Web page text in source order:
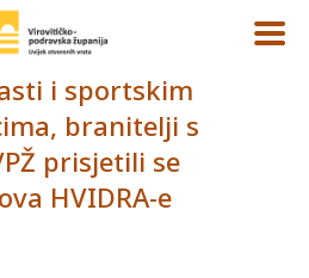
i sportskim
branitelji s
prisjetili se
HVIDRA-e